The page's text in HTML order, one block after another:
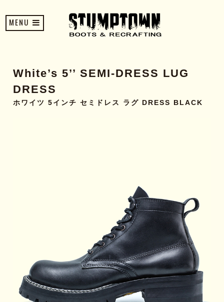
MENU
White’s 5’’ SEMI-DRESS LUG
DRESS
ホワイツ 5インチ セミドレス ラグ DRESS BLACK